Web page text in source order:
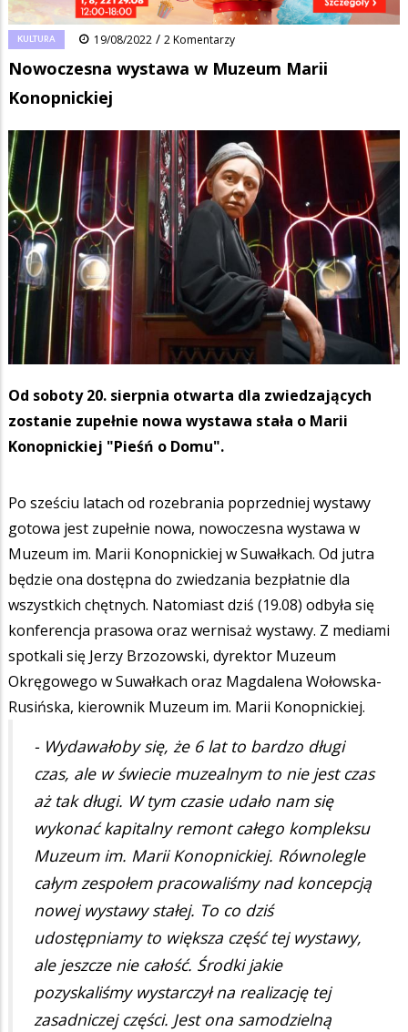
KULTURA 19/08/2022 / 2 Komentarzy
Nowoczesna wystawa w Muzeum Marii
Konopnickiej
Od soboty 20. sierpnia otwarta dla zwiedzających
zostanie zupełnie nowa wystawa stała o Marii
Konopnickiej "Pieśń o Domu".
Po sześciu latach od rozebrania poprzedniej wystawy
gotowa jest zupełnie nowa, nowoczesna wystawa w
Muzeum im. Marii Konopnickiej w Suwałkach. Od jutra
będzie ona dostępna do zwiedzania bezpłatnie dla
wszystkich chętnych. Natomiast dziś (19.08) odbyła się
konferencja prasowa oraz wernisaż wystawy. Z mediami
spotkali się Jerzy Brzozowski, dyrektor Muzeum
Okręgowego w Suwałkach oraz Magdalena Wołowska-
Rusińska, kierownik Muzeum im. Marii Konopnickiej.
- Wydawałoby się, że 6 lat to bardzo długi
czas, ale w świecie muzealnym to nie jest czas
aż tak długi. W tym czasie udało nam się
wykonać kapitalny remont całego kompleksu
Muzeum im. Marii Konopnickiej. Równolegle
całym zespołem pracowaliśmy nad koncepcją
nowej wystawy stałej. To co dziś
udostępniamy to większa część tej wystawy,
ale jeszcze nie całość. Środki jakie
pozyskaliśmy wystarczył na realizację tej
zasadniczej części. Jest ona samodzielną